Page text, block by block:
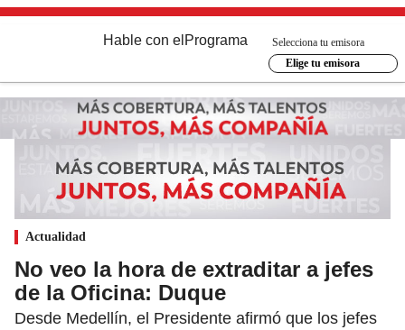
Hable con el Programa
Selecciona tu emisora
Elige tu emisora
Actualidad
No veo la hora de extraditar a jefes
de la Oficina: Duque
Desde Medellín, el Presidente afirmó que los jefes